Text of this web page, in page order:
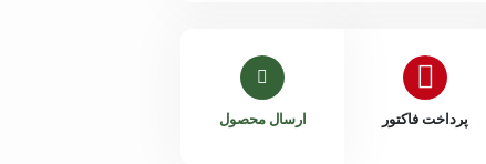
پرداخت فاکتور ارسال محصول